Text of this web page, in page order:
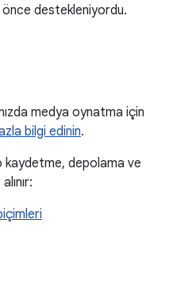
destekleniyordu.
medya oynatma için
bilgi edinin.
depolama ve